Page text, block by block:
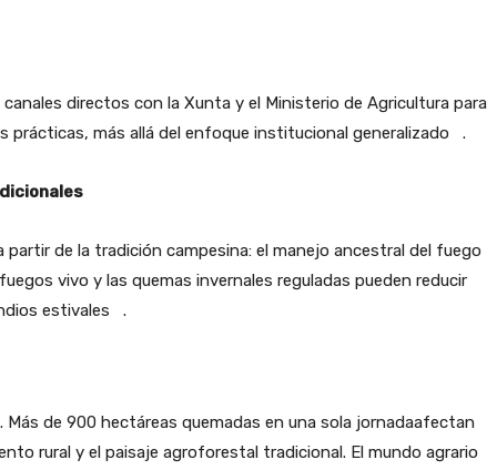
directos con la Xunta y el Ministerio de Agricultura para
prácticas, más allá del enfoque institucional generalizado
.
de la tradición campesina: el manejo ancestral del fuego
vivo y las quemas invernales reguladas pueden reducir
estivales
.
Más de 900 hectáreas quemadas en una sola jornadaafectan
rural y el paisaje agroforestal tradicional. El mundo agrario